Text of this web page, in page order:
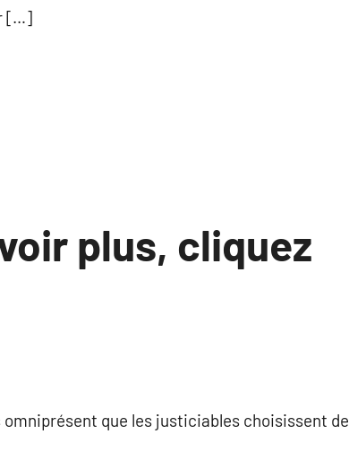
[…]
plus, cliquez
omniprésent que les justiciables choisissent de